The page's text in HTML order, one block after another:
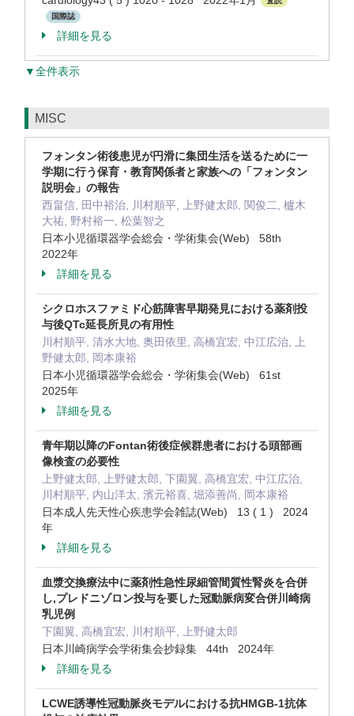
国際誌
詳細を見る
▼全件表示
MISC
フォンタン術後患児が円滑に集団生活を送るために一
学期に行う保育・教育関係者と家族への「フォンタン
説明会」の報告
西畠信, 田中裕治, 川村順平, 上野健太郎, 関俊二, 櫨木
大祐, 野村裕一, 松葉智之
日本小児循環器学会総会・学術集会(Web) 58th
2022年
詳細を見る
シクロホスファミド心筋障害早期発見における薬剤投
与後QTc延長所見の有用性
川村順平, 清水大地, 奥田依里, 高橋宜宏, 中江広治, 上
野健太郎, 岡本康裕
日本小児循環器学会総会・学術集会(Web) 61st
2025年
詳細を見る
青年期以降のFontan術後症候群患者における頭部画
像検査の必要性
上野健太郎, 上野健太郎, 下園翼, 高橋宜宏, 中江広治,
川村順平, 内山洋太, 濱元裕喜, 堀添善尚, 岡本康裕
日本成人先天性心疾患学会雑誌(Web) 13 ( 1 ) 2024
年
詳細を見る
血漿交換療法中に薬剤性急性尿細管間質性腎炎を合併
し,プレドニゾロン投与を要した冠動脈病変合併川崎病
乳児例
下園翼, 高橋宜宏, 川村順平, 上野健太郎
日本川崎病学会学術集会抄録集 44th 2024年
詳細を見る
LCWE誘導性冠動脈炎モデルにおける抗HMGB-1抗体